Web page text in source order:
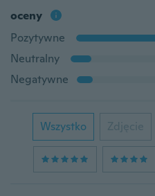
oceny
Pozytywne
Neutralny
Negatywne
Wszystko Zdjęcie